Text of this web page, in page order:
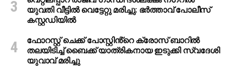
യുവതി വീട്ടിൽ വെട്ടേറ്റു മരിച്ചു: ഭർത്താവ് പോലീസ്
കസ്റ്റഡിയിൽ
ഫോറസ്റ്റ് ചെക്ക് പോസ്റ്റിൻ്റെ ക്രോസ് ബാറില്‍
തലയിടിച്ച് ബൈക്ക് യാത്രികനായ ഇടുക്കി സ്വദേശി
യുവാവ് മരിച്ചു